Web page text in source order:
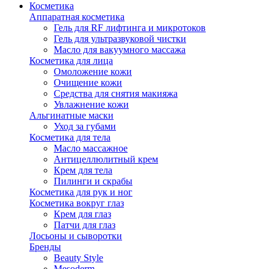
Косметика
Аппаратная косметика
Гель для RF лифтинга и микротоков
Гель для ультразвуковой чистки
Масло для вакуумного массажа
Косметика для лица
Омоложение кожи
Очищение кожи
Средства для снятия макияжа
Увлажнение кожи
Альгинатные маски
Уход за губами
Косметика для тела
Масло массажное
Антицеллюлитный крем
Крем для тела
Пилинги и скрабы
Косметика для рук и ног
Косметика вокруг глаз
Крем для глаз
Патчи для глаз
Лосьоны и сыворотки
Бренды
Beauty Style